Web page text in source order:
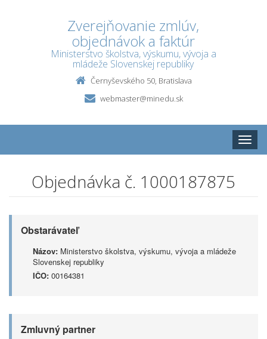
Zverejňovanie zmlúv,
objednávok a faktúr
Ministerstvo školstva, výskumu, vývoja a
mládeže Slovenskej republiky
Černyševského 50, Bratislava
webmaster@minedu.sk
Toggle
Objednávka č. 1000187875
Obstarávateľ
Názov: Ministerstvo školstva, výskumu, vývoja a mládeže
Slovenskej republiky
IČO: 00164381
Zmluvný partner